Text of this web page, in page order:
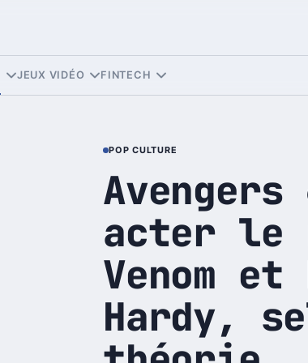
JEUX VIDÉO FINTECH
POP CULTURE
acter le
Venom
Hardy,